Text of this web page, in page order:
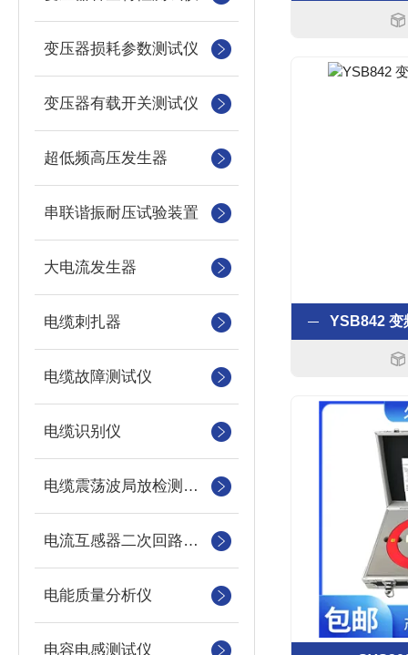
变压器损耗参数测试仪
变压器有载开关测试仪
超低频高压发生器
串联谐振耐压试验装置
大电流发生器
电缆刺扎器
电缆故障测试仪
电缆识别仪
电缆震荡波局放检测装置
电流互感器二次回路测试仪
电能质量分析仪
电容电感测试仪